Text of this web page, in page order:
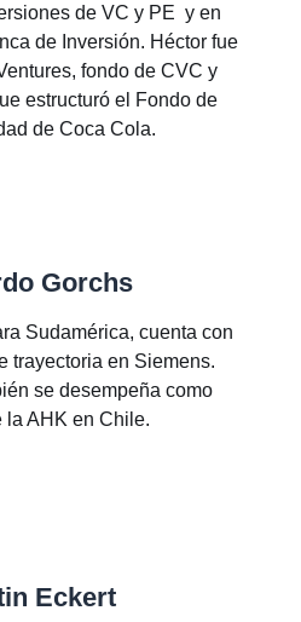
de VC y PE y en
de Inversión. Héctor fue
fondo de CVC y
estructuró el Fondo de
de Coca Cola.
Gorchs
Sudamérica, cuenta con
trayectoria en Siemens.
se desempeña como
la AHK en Chile.
Eckert